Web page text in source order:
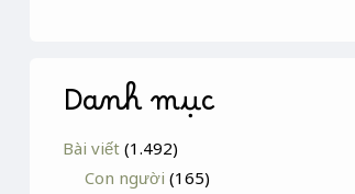
Danh mục
Bài viết (1.492)
Con người (165)